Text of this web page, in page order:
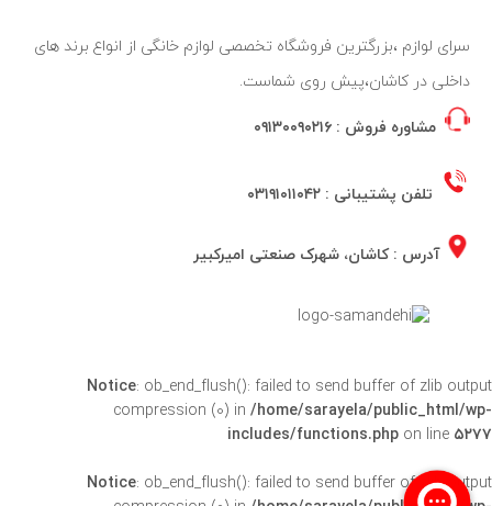
سرای لوازم ،بزرگترین فروشگاه تخصصی لوازم خانگی از انواع برند های
داخلی در کاشان،پیش روی شماست.
مشاوره فروش : ۰۹۱۳۰۰۹۰۲۱۶
تلفن پشتیبانی : ۰۳۱۹۱۰۱۱۰۴۲
آدرس : کاشان، شهرک صنعتی امیرکبیر
Notice: ob_end_flush(): failed to send buffer of zlib output
compression (0) in /home/sarayela/public_html/wp-
includes/functions.php on line ۵۲۷۷
Notice: ob_end_flush(): failed to send buffer of zlib output